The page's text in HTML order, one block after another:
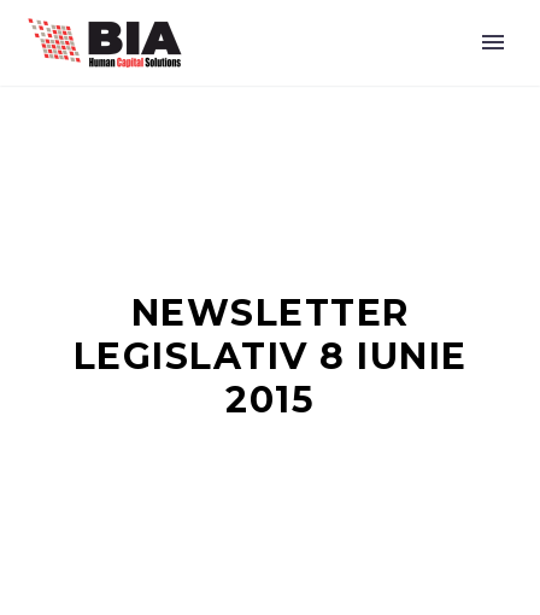
NEWSLETTER
LEGISLATIV 8 IUNIE
2015